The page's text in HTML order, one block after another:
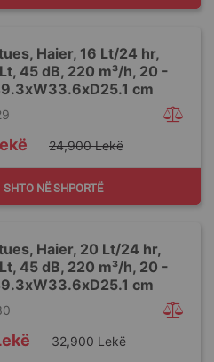
Haier, 16 Lt/24 hr,
45 dB, 220 m³/h, 20 -
cm
24,900 Lekë
SHTO NË SHPORTË
Haier, 20 Lt/24 hr,
45 dB, 220 m³/h, 20 -
cm
32,900 Lekë